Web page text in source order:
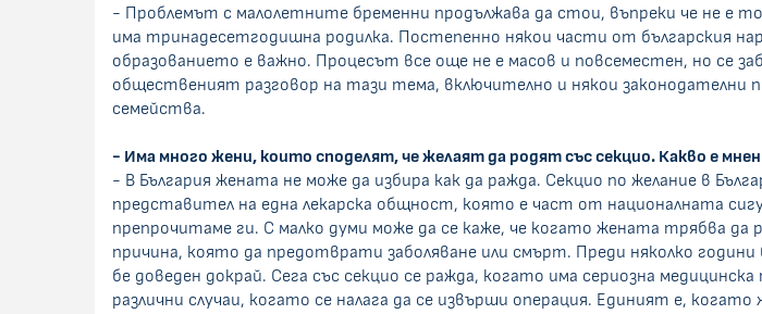
- Проблемът с малолетните бременни продължава да стои, въпреки че не е
има тринадесетгодишна родилка. Постепенно някои части от българския
образованието е важно. Процесът все още не е масов и повсеместен, но се
общественият разговор на тази тема, включително и някои законодателни
семейства.
- Има много жени, които споделят, че желаят да родят със секцио. Какво е
- В България жената не може да избира как да ражда. Секцио по желание в
представител на една лекарска общност, която е част от националната
препрочитаме ги. С малко думи може да се каже, че когато жената трябва
причина, която да предотврати заболяване или смърт. Преди няколко
бе доведен докрай. Сега със секцио се ражда, когато има сериозна
различни случаи, когато се налага да се извърши операция. Единият е,